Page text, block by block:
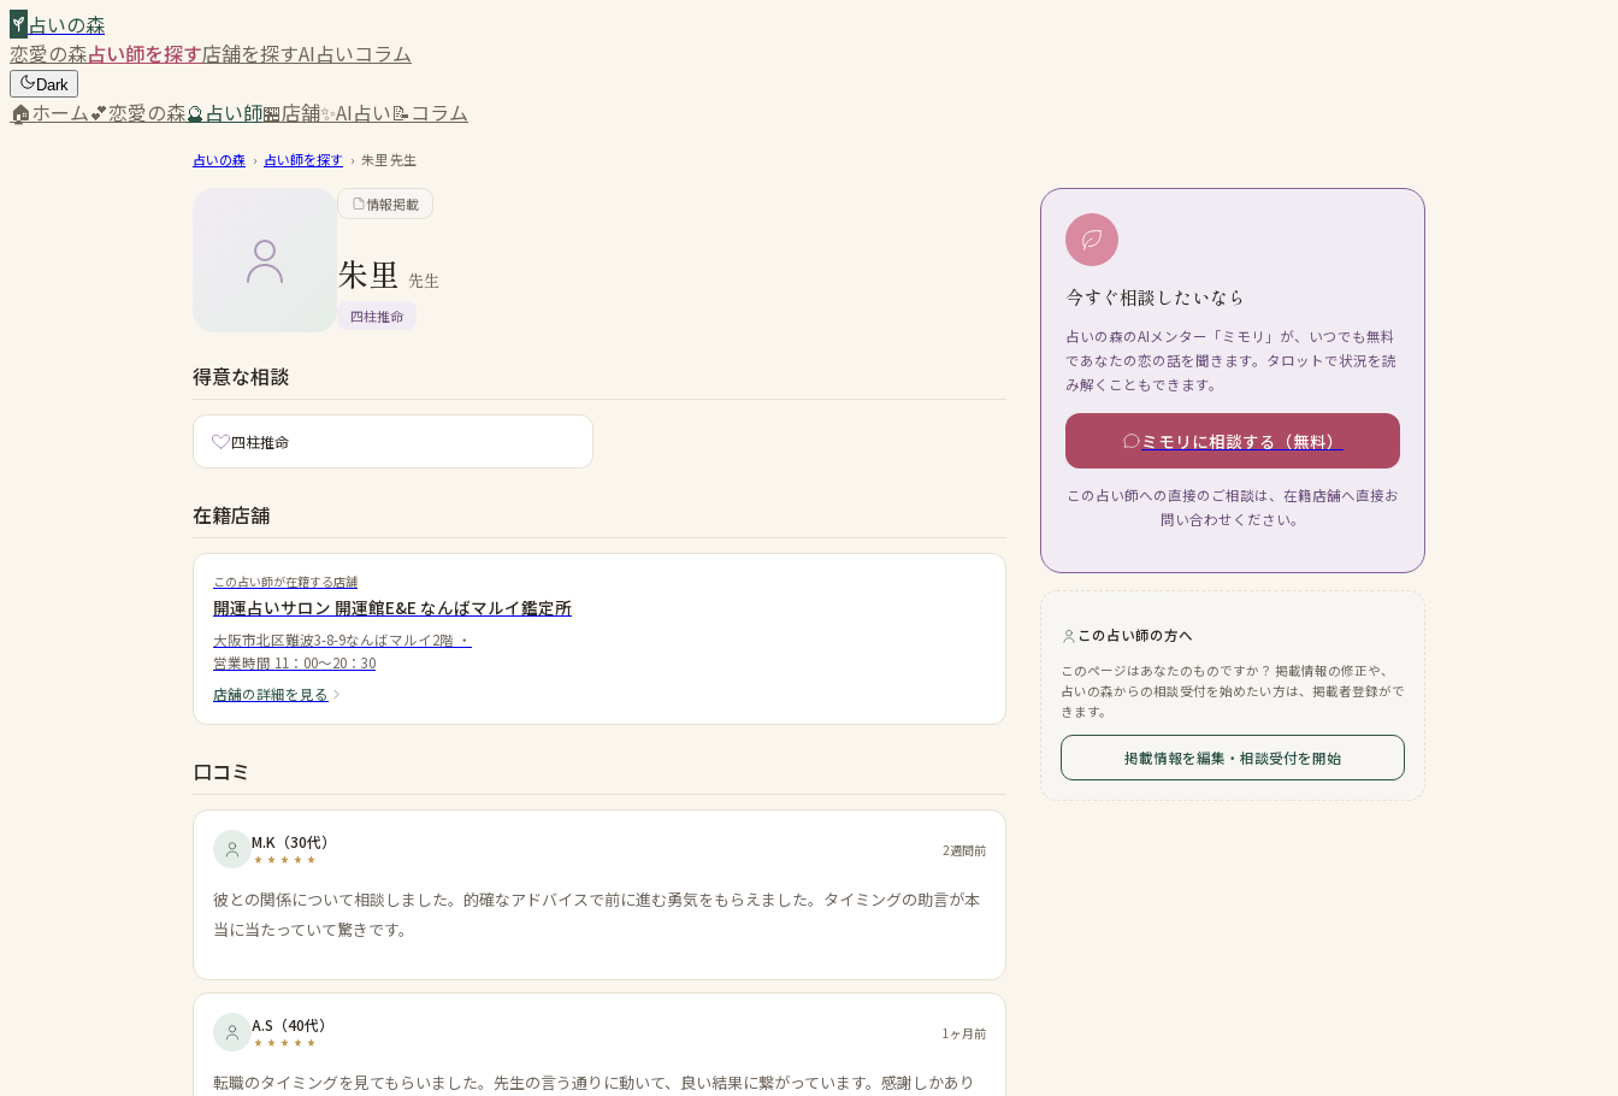
占いの森
恋愛の森占い師を探す店舗を探すAI占いコラム
Dark
🏠ホーム💕恋愛の森🔮占い師🏪店舗✨AI占い📝コラム
占いの森 › 占い師を探す › 朱里先生
情報掲載
朱里 先生
四柱推命
得意な相談
四柱推命
在籍店舗
この占い師が在籍する店舗
開運占いサロン 開運館E&E なんばマルイ鑑定所
大阪市北区難波3-8-9なんばマルイ2階 ・
営業時間 11：00～20：30
店舗の詳細を見る
口コミ
M.K （30代） 2週間前
彼との関係について相談しました。的確なアドバイスで前に進む勇気をもらえました。タイミングの助言が本
当に当たっていて驚きです。
A.S （40代） 1ヶ月前
転職のタイミングを見てもらいました。先生の言う通りに動いて、良い結果に繋がっています。感謝しかあり
今すぐ相談したいなら
占いの森のAIメンター「ミモリ」が、いつでも無料
であなたの恋の話を聞きます。タロットで状況を読
み解くこともできます。
ミモリに相談する（無料）
この占い師への直接のご相談は、在籍店舗へ直接お
問い合わせください。
この占い師の方へ
このページはあなたのものですか？ 掲載情報の修正や、
占いの森からの相談受付を始めたい方は、掲載者登録がで
きます。
掲載情報を編集・相談受付を開始